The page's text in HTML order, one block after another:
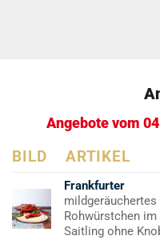
Angebote vom
BILD ARTIKEL
Frankfurter
mildgeräuchertes
Rohwürstchen im
Saitling ohne